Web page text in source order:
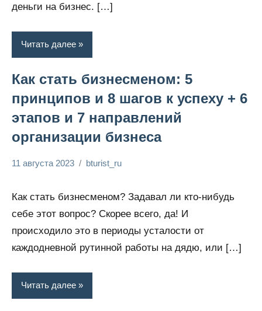
деньги на бизнес. […]
Читать далее
Как стать бизнесменом: 5
принципов и 8 шагов к успеху + 6
этапов и 7 направлений
организации бизнеса
финансы
11 августа 2023 bturist_ru
Как стать бизнесменом? Задавал ли кто-нибудь
себе этот вопрос? Скорее всего, да! И
происходило это в периоды усталости от
каждодневной рутинной работы на дядю, или […]
Читать далее